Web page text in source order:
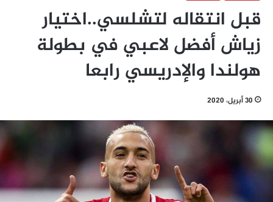
قبل انتقاله لتشلسي..اختيار
زياش أفضل لاعبي في بطولة
هولندا والإدريسي رابعا
30 أبريل، 2020